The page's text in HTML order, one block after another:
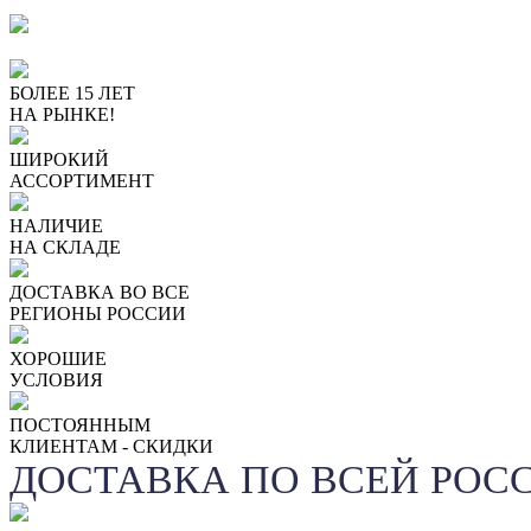
БОЛЕЕ 15 ЛЕТ
НА РЫНКЕ!
ШИРОКИЙ
АССОРТИМЕНТ
НАЛИЧИЕ
НА СКЛАДЕ
ДОСТАВКА ВО ВСЕ
РЕГИОНЫ РОССИИ
ХОРОШИЕ
УСЛОВИЯ
ПОСТОЯННЫМ
КЛИЕНТАМ - СКИДКИ
ДОСТАВКА ПО ВСЕЙ